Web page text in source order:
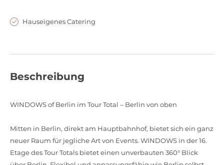
Hauseigenes Catering
Beschreibung
WINDOWS of Berlin im Tour Total – Berlin von oben
Mitten in Berlin, direkt am Hauptbahnhof, bietet sich ein ganz
neuer Raum für jegliche Art von Events. WINDOWS in der 16.
Etage des Tour Totals bietet einen unverbauten 360° Blick